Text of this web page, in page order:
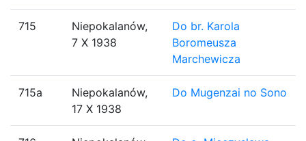
715
Niepokalanów,
7 X 1938
Do br. Karola
Boromeusza
Marchewicza
715a
Niepokalanów,
17 X 1938
Do Mugenzai no Sono